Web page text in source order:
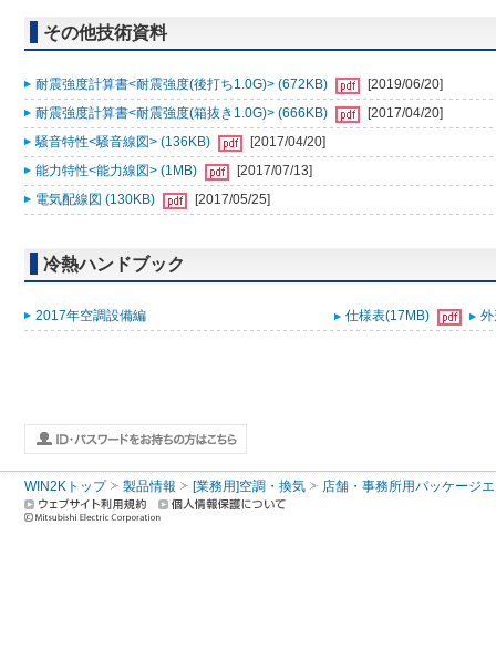
その他技術資料
耐震強度計算書<耐震強度(後打ち1.0G)> (672KB)
[2019/06/20]
耐震強度計算書<耐震強度(箱抜き1.0G)> (666KB)
[2017/04/20]
騒音特性<騒音線図> (136KB)
[2017/04/20]
能力特性<能力線図> (1MB)
[2017/07/13]
電気配線図 (130KB)
[2017/05/25]
冷熱ハンドブック
2017年空調設備編 仕様表(17MB)
WIN2Kトップ 製品情報 [業務用]空調・換気 店舗・事務所用パッケージ